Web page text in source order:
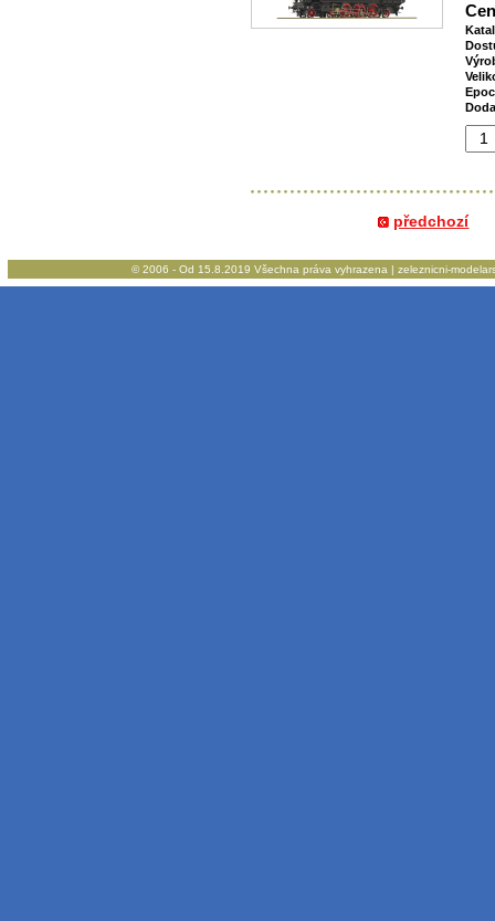
předchozí
© 2006 - Od 15.8.2019 Všechna práva vyhrazena | zeleznicni-